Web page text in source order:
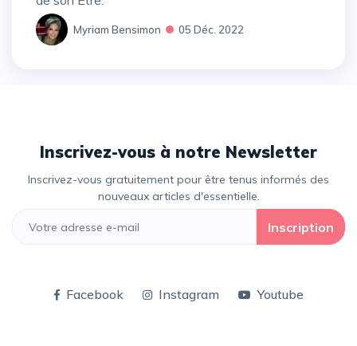
Myriam Bensimon 05 Déc. 2022
Inscrivez-vous à notre Newsletter
Inscrivez-vous gratuitement pour être tenus informés des
nouveaux articles d'essentielle.
Inscription
Facebook Instagram Youtube